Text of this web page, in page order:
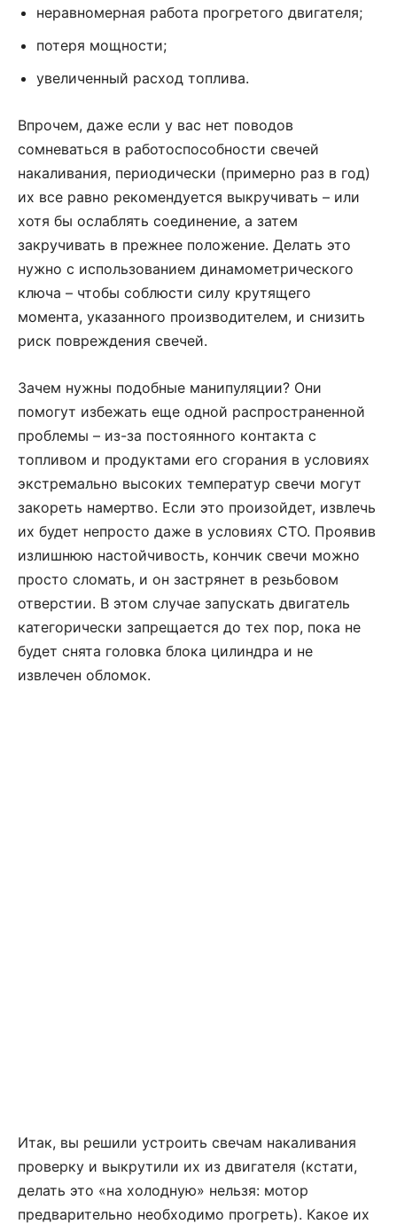
неравномерная работа прогретого двигателя;
потеря мощности;
увеличенный расход топлива.
Впрочем, даже если у вас нет поводов
сомневаться в работоспособности свечей
накаливания, периодически (примерно раз в год)
их все равно рекомендуется выкручивать – или
хотя бы ослаблять соединение, а затем
закручивать в прежнее положение. Делать это
нужно с использованием динамометрического
ключа – чтобы соблюсти силу крутящего
момента, указанного производителем, и снизить
риск повреждения свечей.
Зачем нужны подобные манипуляции? Они
помогут избежать еще одной распространенной
проблемы – из-за постоянного контакта с
топливом и продуктами его сгорания в условиях
экстремально высоких температур свечи могут
закореть намертво. Если это произойдет, извлечь
их будет непросто даже в условиях СТО. Проявив
излишнюю настойчивость, кончик свечи можно
просто сломать, и он застрянет в резьбовом
отверстии. В этом случае запускать двигатель
категорически запрещается до тех пор, пока не
будет снята головка блока цилиндра и не
извлечен обломок.
Итак, вы решили устроить свечам накаливания
проверку и выкрутили их из двигателя (кстати,
делать это «на холодную» нельзя: мотор
предварительно необходимо прогреть). Какое их